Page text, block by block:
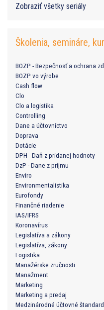
Zobraziť všetky seriály
Školenia, semináre,
BOZP - Bezpečnosť a ochrana
BOZP vo výrobe
Cash flow
Clo
Clo a logistika
Controlling
Dane a účtovníctvo
Doprava
Dotácie
DPH - Daň z pridanej hodnoty
DzP - Dane z príjmu
Enviro
Environmentalistika
Eurofondy
Finančné riadenie
IAS/IFRS
Koronavírus
Legislatíva a zákony
Legislatíva, zákony
Logistika
Manažérske zručnosti
Manažment
Marketing
Marketing a predaj
Medzinárodné účtovné